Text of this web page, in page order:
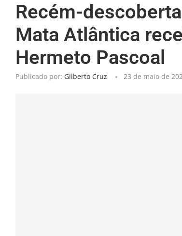
Recém-
Mata Atlântica
Hermeto Pascoal
Publicado por: Gilberto Cruz 23 de maio de